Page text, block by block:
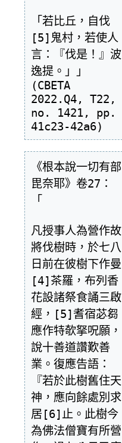
「若比丘，自伐
[5]鬼村，若使人
言：『伐是！』波
逸提。」」
(CBETA
2022.Q4, T22,
no. 1421, pp.
《根本說一切有部
毘奈耶》卷27：
「
凡授事人為營作故
將伐樹時，於七八
日前在彼樹下作曼
[4]茶羅，布列香
花設諸祭食誦三啟
經，[5]耆宿苾芻
應作特欹拏呪願，
說十善道讚歎善
業。復應告語：
『若於此樹舊住天
神，應向餘處別求
居[6]止。此樹今
為佛法僧寶有所營